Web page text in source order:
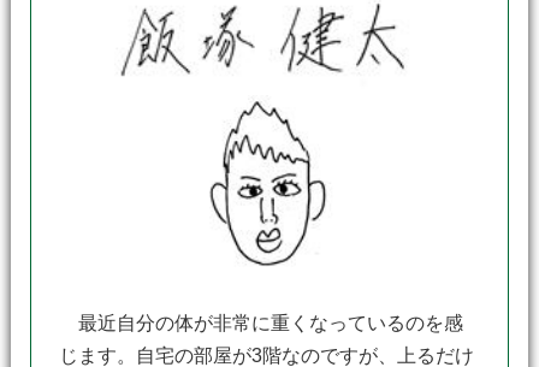
最近自分の体が非常に重くなっているのを感
じます。自宅の部屋が3階なのですが、上るだけ